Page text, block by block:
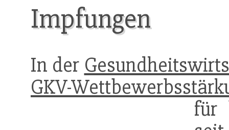
Impfungen
In der
GKV-
für